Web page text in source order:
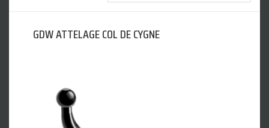
GDW ATTELAGE COL DE CYGNE